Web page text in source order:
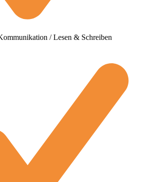
/ Lesen & Schreiben